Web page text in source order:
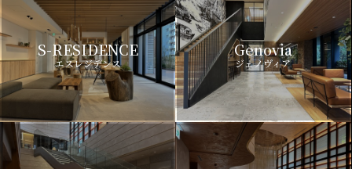
S-RESIDENCE
エスレジデンス
Genovia
ジェノヴィア